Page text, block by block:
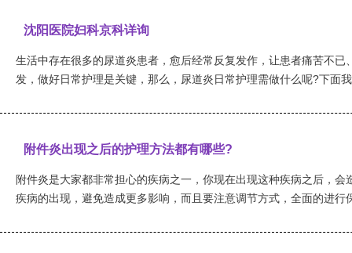
沈阳医院妇科京科详询
生活中存在很多的尿道炎患者，愈后经常反复发作，让患者痛苦不已
发，做好日常护理是关键，那么，尿道炎日常护理需做什么呢?下面
附件炎出现之后的护理方法都有哪些?
附件炎是大家都非常担心的疾病之一，你现在出现这种疾病之后，
疾病的出现，避免造成更多影响，而且要注意调节方式，全面的进行